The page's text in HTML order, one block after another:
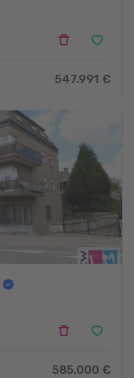
547.991 €
585.000 €